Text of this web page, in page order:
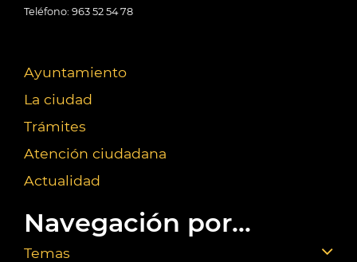
Teléfono: 963 52 54 78
Ayuntamiento
La ciudad
Trámites
Atención ciudadana
Actualidad
Navegación por...
Temas